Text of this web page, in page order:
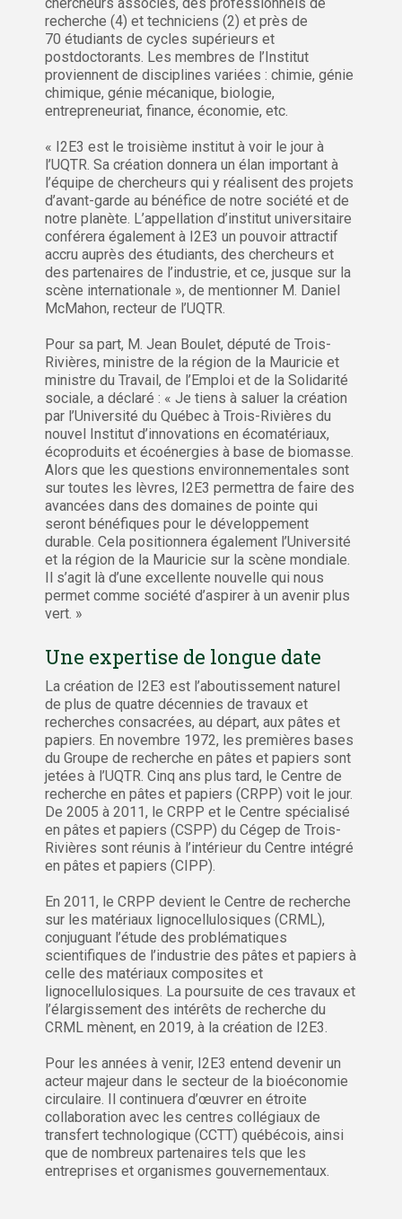
recherche (4) et techniciens (2) et près de
70 étudiants de cycles supérieurs et
postdoctorants. Les membres de l’Institut
proviennent de disciplines variées : chimie, génie
chimique, génie mécanique, biologie,
entrepreneuriat, finance, économie, etc.
« I2E3 est le troisième institut à voir le jour à
l’UQTR. Sa création donnera un élan important à
l’équipe de chercheurs qui y réalisent des projets
d’avant-garde au bénéfice de notre société et de
notre planète. L’appellation d’institut universitaire
conférera également à I2E3 un pouvoir attractif
accru auprès des étudiants, des chercheurs et
des partenaires de l’industrie, et ce, jusque sur la
scène internationale », de mentionner M. Daniel
McMahon, recteur de l’UQTR.
Pour sa part, M. Jean Boulet, député de Trois-
Rivières, ministre de la région de la Mauricie et
ministre du Travail, de l’Emploi et de la Solidarité
sociale, a déclaré : « Je tiens à saluer la création
par l’Université du Québec à Trois-Rivières du
nouvel Institut d’innovations en écomatériaux,
écoproduits et écoénergies à base de biomasse.
Alors que les questions environnementales sont
sur toutes les lèvres, I2E3 permettra de faire des
avancées dans des domaines de pointe qui
seront bénéfiques pour le développement
durable. Cela positionnera également l’Université
et la région de la Mauricie sur la scène mondiale.
Il s’agit là d’une excellente nouvelle qui nous
permet comme société d’aspirer à un avenir plus
vert. »
Une expertise de longue date
La création de I2E3 est l’aboutissement naturel
de plus de quatre décennies de travaux et
recherches consacrées, au départ, aux pâtes et
papiers. En novembre 1972, les premières bases
du Groupe de recherche en pâtes et papiers sont
jetées à l’UQTR. Cinq ans plus tard, le Centre de
recherche en pâtes et papiers (CRPP) voit le jour.
De 2005 à 2011, le CRPP et le Centre spécialisé
en pâtes et papiers (CSPP) du Cégep de Trois-
Rivières sont réunis à l’intérieur du Centre intégré
en pâtes et papiers (CIPP).
En 2011, le CRPP devient le Centre de recherche
sur les matériaux lignocellulosiques (CRML),
conjuguant l’étude des problématiques
scientifiques de l’industrie des pâtes et papiers à
celle des matériaux composites et
lignocellulosiques. La poursuite de ces travaux et
l’élargissement des intérêts de recherche du
CRML mènent, en 2019, à la création de I2E3.
Pour les années à venir, I2E3 entend devenir un
acteur majeur dans le secteur de la bioéconomie
circulaire. Il continuera d’œuvrer en étroite
collaboration avec les centres collégiaux de
transfert technologique (CCTT) québécois, ainsi
que de nombreux partenaires tels que les
entreprises et organismes gouvernementaux.